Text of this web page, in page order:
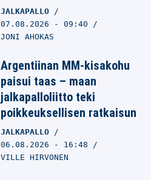
JALKAPALLO
07.08.2026 - 09:40
JONI AHOKAS
Argentiinan MM-kisakohu
paisui taas – maan
jalkapalloliitto teki
poikkeuksellisen ratkaisun
JALKAPALLO
06.08.2026 - 16:48
VILLE HIRVONEN